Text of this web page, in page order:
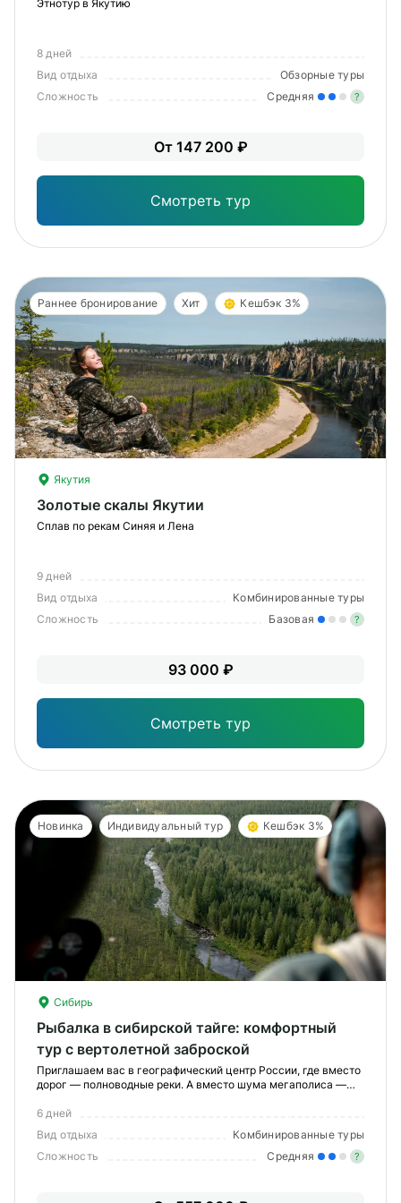
Этнотур в Якутию
8 дней
Вид отдыха
Обзорные туры
Сложность
Средняя ?
От 147 200 ₽
Смотреть тур
Раннее бронирование Хит Кешбэк 3%
Якутия
Золотые скалы Якутии
Сплав по рекам Синяя и Лена
9 дней
Вид отдыха
Комбинированные туры
Сложность
Базовая ?
93 000 ₽
Смотреть тур
Новинка Индивидуальный тур Кешбэк 3%
Сибирь
Рыбалка в сибирской тайге: комфортный
тур с вертолетной заброской
Приглашаем вас в географический центр России, где вместо
дорог — полноводные реки. А вместо шума мегаполиса —
реках, знакомиться с тысячелетней культурой тунгусов и
жить в ритме этого заповедного мира.
6 дней
Вид отдыха
Комбинированные туры
Сложность
Средняя ?